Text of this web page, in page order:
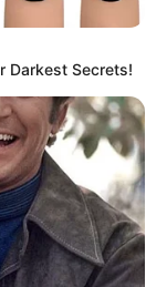
Darkest Secrets!